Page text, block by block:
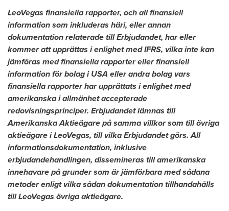
LeoVegas finansiella rapporter, och all finansiell
information som inkluderas häri, eller annan
dokumentation relaterade till Erbjudandet, har eller
kommer att upprättas i enlighet med IFRS, vilka inte kan
jämföras med finansiella rapporter eller finansiell
information för bolag iUSA eller andra bolag vars
finansiella rapporter har upprättats i enlighet med
amerikanska i allmänhet accepterade
redovisningsprinciper. Erbjudandet lämnas till
Amerikanska Aktieägare på samma villkor som till övriga
aktieägare i LeoVegas, till vilka Erbjudandet görs. All
informationsdokumentation, inklusive
erbjudandehandlingen, dissemineras till amerikanska
innehavare på grunder som är jämförbara med sådana
metoder enligt vilka sådan dokumentation tillhandahålls
till LeoVegas övriga aktieägare.